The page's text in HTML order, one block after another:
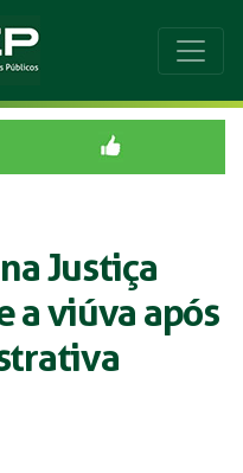
Justiça
a viúva após